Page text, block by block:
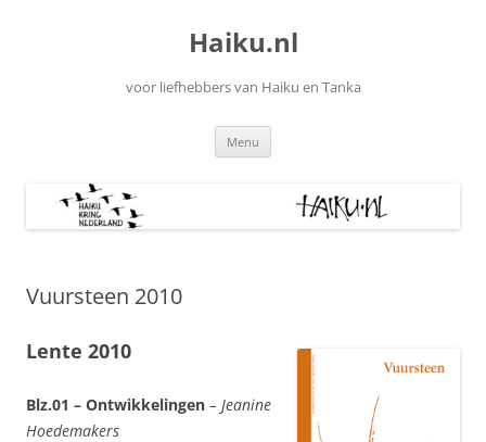
Haiku.nl
voor liefhebbers van Haiku en Tanka
Menu
Vuursteen 2010
Lente 2010
Blz.01 – Ontwikkelingen – Jeanine
Hoedemakers